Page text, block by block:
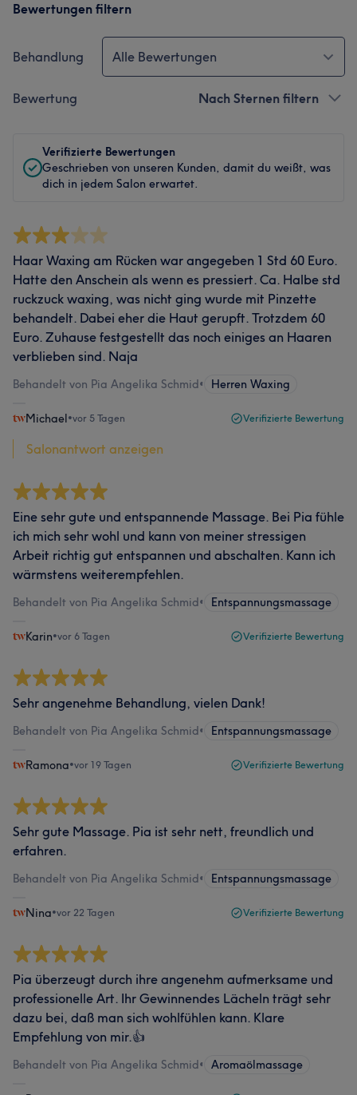
Bewertungen filtern
Behandlung Alle Bewertungen
Bewertung Nach Sternen filtern
Verifizierte Bewertungen
Geschrieben von unseren Kunden, damit du weißt, was
dich in jedem Salon erwartet.
Haar Waxing am Rücken war angegeben 1 Std 60 Euro.
Hatte den Anschein als wenn es pressiert. Ca. Halbe std
ruckzuck waxing, was nicht ging wurde mit Pinzette
behandelt. Dabei eher die Haut gerupft. Trotzdem 60
Euro. Zuhause festgestellt das noch einiges an Haaren
verblieben sind. Naja
Behandelt von Pia Angelika Schmid• Herren Waxing
Michael•vor 5 Tagen Verifizierte Bewertung
Salonantwort anzeigen
Eine sehr gute und entspannende Massage. Bei Pia fühle
ich mich sehr wohl und kann von meiner stressigen
Arbeit richtig gut entspannen und abschalten. Kann ich
wärmstens weiterempfehlen.
Behandelt von Pia Angelika Schmid• Entspannungsmassage
Karin•vor 6 Tagen Verifizierte Bewertung
Sehr angenehme Behandlung, vielen Dank!
Behandelt von Pia Angelika Schmid• Entspannungsmassage
Ramona•vor 19 Tagen Verifizierte Bewertung
Sehr gute Massage. Pia ist sehr nett, freundlich und
erfahren.
Behandelt von Pia Angelika Schmid• Entspannungsmassage
Nina•vor 22 Tagen Verifizierte Bewertung
Pia überzeugt durch ihre angenehm aufmerksame und
professionelle Art. Ihr Gewinnendes Lächeln trägt sehr
dazu bei, daß man sich wohlfühlen kann. Klare
Empfehlung von mir.👍
Behandelt von Pia Angelika Schmid• Aromaölmassage